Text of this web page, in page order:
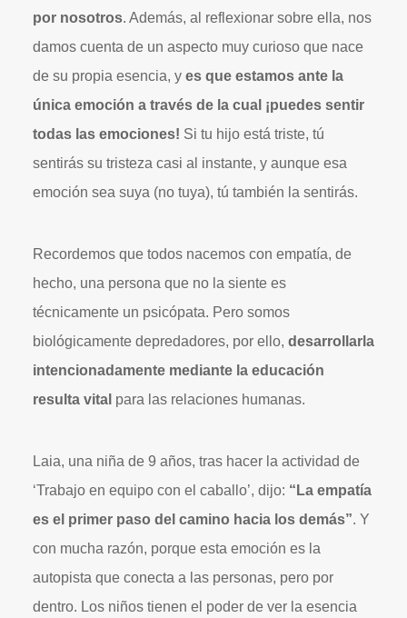
por nosotros. Además, al reflexionar sobre ella, nos
damos cuenta de un aspecto muy curioso que nace
de su propia esencia, y es que estamos ante la
única emoción a través de la cual ¡puedes sentir
todas las emociones! Si tu hijo está triste, tú
sentirás su tristeza casi al instante, y aunque esa
emoción sea suya (no tuya), tú también la sentirás.
Recordemos que todos nacemos con empatía, de
hecho, una persona que no la siente es
técnicamente un psicópata. Pero somos
biológicamente depredadores, por ello, desarrollarla
intencionadamente mediante la educación
resulta vital para las relaciones humanas.
Laia, una niña de 9 años, tras hacer la actividad de
‘Trabajo en equipo con el caballo’, dijo: “La empatía
es el primer paso del camino hacia los demás”. Y
con mucha razón, porque esta emoción es la
autopista que conecta a las personas, pero por
dentro. Los niños tienen el poder de ver la esencia